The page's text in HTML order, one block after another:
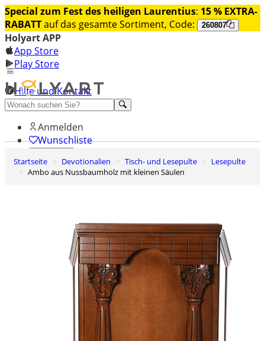
Special zum Fest des heiligen Laurentius: 15 % EXTRA-
RABATTauf das gesamte Sortiment, Code: 260807
Holyart APP
App Store
Play Store
Hilfe und Kontakt
Entdecken Sie Premium
Anmelden
Wunschliste
0
Warenkorb
Startseite Devotionalien Tisch- und Lesepulte
Lesepulte
Ambo aus Nussbaumholz mit kleinen Säulen